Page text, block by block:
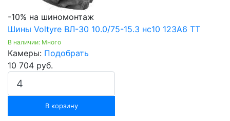
-10% на шиномонтаж
Шины Voltyre ВЛ-30 10.0/75-15.3 нс10 123A6 ТТ
В наличии: Много
Камеры: Подобрать
10 704 руб.
В корзину